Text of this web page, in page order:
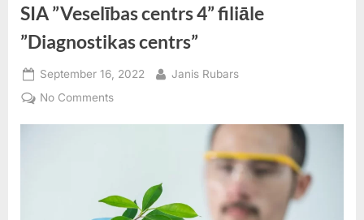
SIA ”Veselības centrs 4” filiāle
”Diagnostikas centrs”
Posted
on
September 16, 2022 By
Janis Rubars
No Commentson
”Diagnostikas